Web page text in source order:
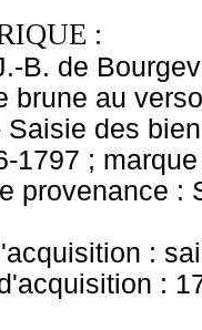
:
B. de
brune au
Saisie des
1797 ;
provenance :
:
: